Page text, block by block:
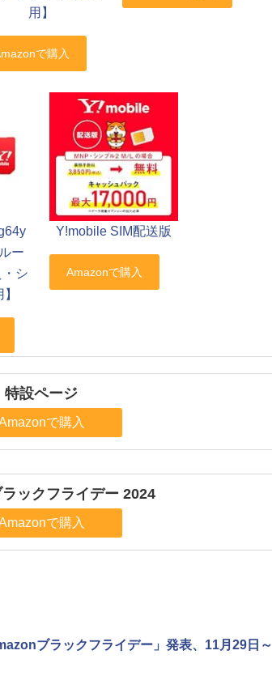
用】
ー
・シ
Y!mobile SIM配送版
特設ページ
で購入
ックフライデー 2024
で購入
ブラックフライデー」発表、11月29日～